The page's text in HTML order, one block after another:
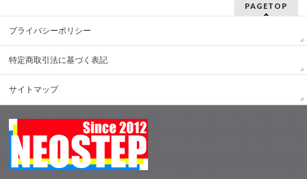
PAGETOP
プライバシーポリシー
特定商取引法に基づく表記
サイトマップ